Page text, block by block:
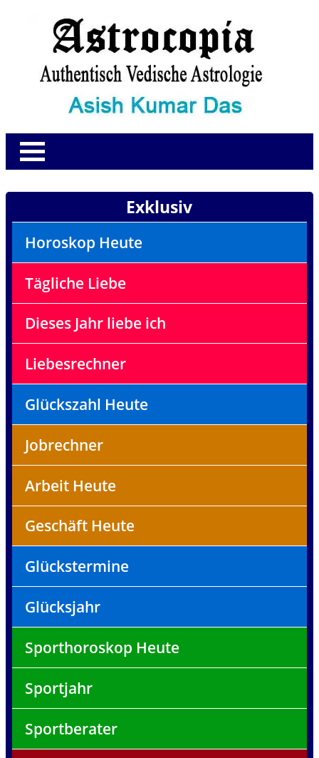
Exklusiv
Horoskop Heute
Tägliche Liebe
Dieses Jahr liebe ich
Liebesrechner
Glückszahl Heute
Jobrechner
Arbeit Heute
Geschäft Heute
Glückstermine
Glücksjahr
Sporthoroskop Heute
Sportjahr
Sportberater